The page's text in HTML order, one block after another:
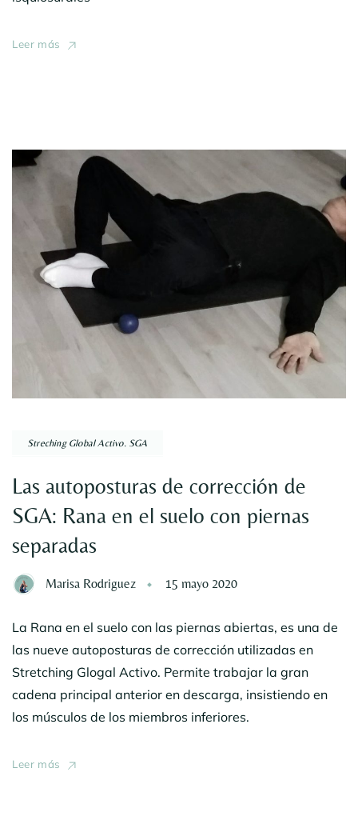
Leer más
Streching Global Activo. SGA
Las autoposturas de corrección de
SGA: Rana en el suelo con piernas
separadas
Marisa Rodriguez 15 mayo 2020
La Rana en el suelo con las piernas abiertas, es una de
las nueve autoposturas de corrección utilizadas en
Stretching Glogal Activo. Permite trabajar la gran
cadena principal anterior en descarga, insistiendo en
los músculos de los miembros inferiores.
Leer más